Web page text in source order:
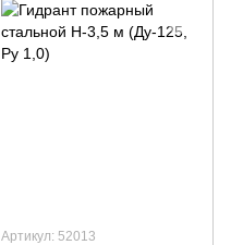
Артикул: 52013